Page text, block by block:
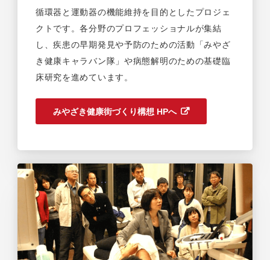
循環器と運動器の機能維持を目的としたプロジェ
クトです。各分野のプロフェッショナルが集結
し、疾患の早期発見や予防のための活動「みやざ
き健康キャラバン隊」や病態解明のための基礎臨
床研究を進めています。
みやざき健康街づくり構想 HPへ